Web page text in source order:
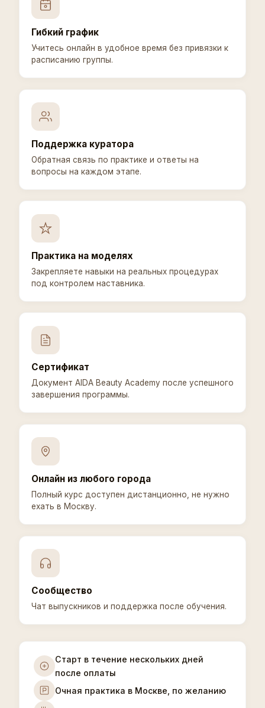
Гибкий график
Учитесь онлайн в удобное время без привязки к
расписанию группы.
Поддержка куратора
Обратная связь по практике и ответы на
вопросы на каждом этапе.
Практика на моделях
Закрепляете навыки на реальных процедурах
под контролем наставника.
Сертификат
Документ AIDA Beauty Academy после успешного
завершения программы.
Онлайн из любого города
Полный курс доступен дистанционно, не нужно
ехать в Москву.
Сообщество
Чат выпускников и поддержка после обучения.
Старт в течение нескольких дней
после оплаты
Очная практика в Москве, по желанию